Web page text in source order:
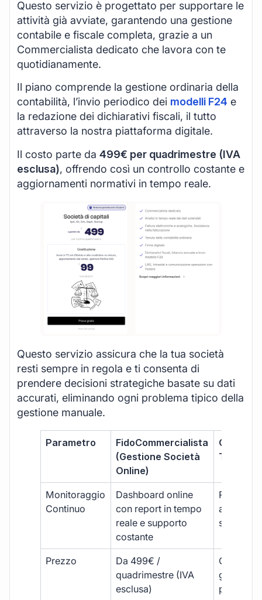
Questo servizio è progettato per supportare le
attività già avviate, garantendo una gestione
contabile e fiscale completa, grazie a un
Commercialista dedicato che lavora con te
quotidianamente.
Il piano comprende la gestione ordinaria della
contabilità, l’invio periodico dei modelli F24 e
la redazione dei dichiarativi fiscali, il tutto
attraverso la nostra piattaforma digitale.
Il costo parte da 499€ per quadrimestre (IVA
esclusa), offrendo così un controllo costante e
aggiornamenti normativi in tempo reale.
Questo servizio assicura che la tua società
resti sempre in regola e ti consenta di
prendere decisioni strategiche basate su dati
accurati, eliminando ogni problema tipico della
gestione manuale.
Parametro
FidoCommercialista
(Gestione Società
Online)
Monitoraggio
Continuo
Dashboard online
con report in tempo
reale e supporto
costante
Report
sporadici
Prezzo
Da 499€ /
quadrimestre (IVA
esclusa)
Costi
più